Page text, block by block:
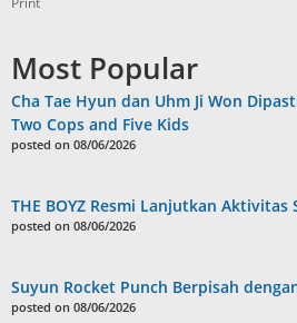
Most Popular
Cha Tae Hyun dan Uhm Ji Won
Two Cops and Five Kids
posted on 08/06/2026
THE BOYZ Resmi Lanjutkan Aktivitas
posted on 08/06/2026
Suyun Rocket Punch Berpisah
posted on 08/06/2026